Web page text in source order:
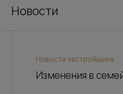
Новости
Новости застройщика
Изменения в